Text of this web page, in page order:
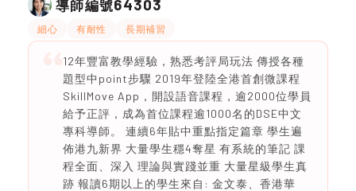
導師編號64303
細心 有耐性 長期補習
12年豐富教學經驗，熟悉考評局玩法 傳授各種
題型中point步驟 2019年登陸全港首創微課程
SkillMove App，開設語音課程，逾2000位學員
給予正評，成為首位課程逾1000名的DSE中文
專科導師。 連續6年貼中重點指定篇章 學生遍
佈港九新界 大量學生穩4奪星 有系統的筆記 課
程全面、深入 理論與實踐並重 大量星級學生真
跡 報讀6期以上的學生來自: 金文泰、香港華